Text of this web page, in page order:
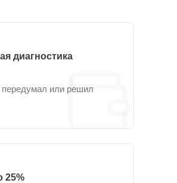
диагностика
или решил
25%